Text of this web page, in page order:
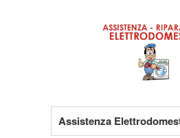
Assistenza